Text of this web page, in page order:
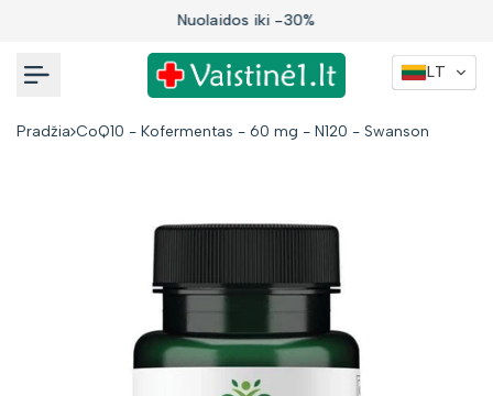
Nemokamas siuntimas nuo €39!
Pradžia CoQ10 - Kofermentas - 60 mg - N120 - Swanson
LT